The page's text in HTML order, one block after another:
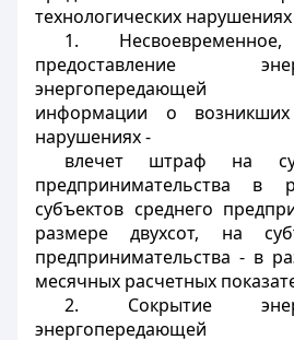
технологических нарушениях
1. Несвоевременное,
предоставление
энергопередающей
информации о возникших
нарушениях -
влечет штраф на
предпринимательства в
субъектов среднего
размере двухсот, на
предпринимательства - в
месячных расчетных
2. Сокрытие
энергопередающей